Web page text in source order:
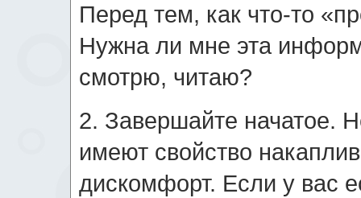
Перед тем, как что-то
Нужна ли мне эта
смотрю, читаю?
2. Завершайте начатое.
имеют свойство
дискомфорт. Если у вас